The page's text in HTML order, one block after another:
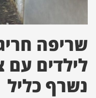
שריפה
לילדים עם
נשרף כליל